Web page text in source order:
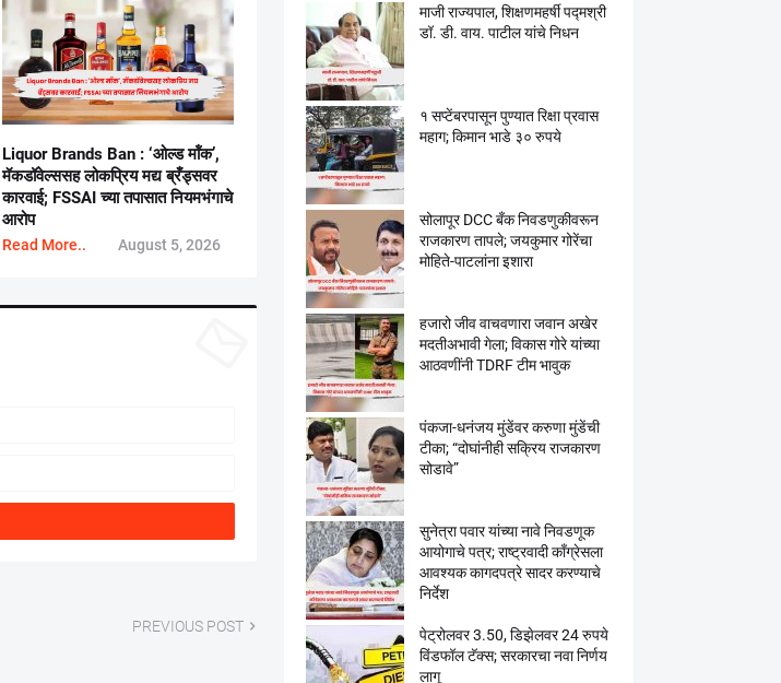
Liquor Brands Ban : ‘ओल्ड मॉंक’,
मॅकडॉवेल्ससह लोकप्रिय मद्य ब्रँड्सवर
कारवाई; FSSAI च्या तपासात नियमभंगाचे
आरोप
Read More.. August 5, 2026
PREVIOUS POST
माजी राज्यपाल, शिक्षणमहर्षी पद्मश्री
डॉ. डी. वाय. पाटील यांचे निधन
१ सप्टेंबरपासून पुण्यात रिक्षा प्रवास
महाग; किमान भाडे ३० रुपये
सोलापूर DCC बँक निवडणुकीवरून
राजकारण तापले; जयकुमार गोरेंचा
मोहिते-पाटलांना इशारा
हजारो जीव वाचवणारा जवान अखेर
मदतीअभावी गेला; विकास गोरे यांच्या
आठवणींनी TDRF टीम भावुक
पंकजा-धनंजय मुंडेंवर करुणा मुंडेंची
टीका; “दोघांनीही सक्रिय राजकारण
सोडावे”
सुनेत्रा पवार यांच्या नावे निवडणूक
आयोगाचे पत्र; राष्ट्रवादी काँग्रेसला
आवश्यक कागदपत्रे सादर करण्याचे
निर्देश
पेट्रोलवर 3.50, डिझेलवर 24 रुपये
विंडफॉल टॅक्स; सरकारचा नवा निर्णय
लागू